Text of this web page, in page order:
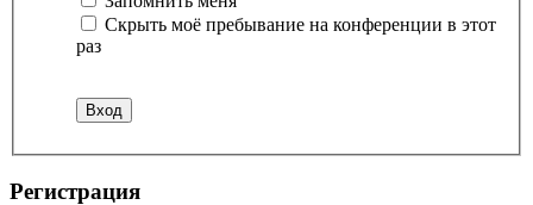
Скрыть моё пребывание на конференции в этот
раз
Регистрация